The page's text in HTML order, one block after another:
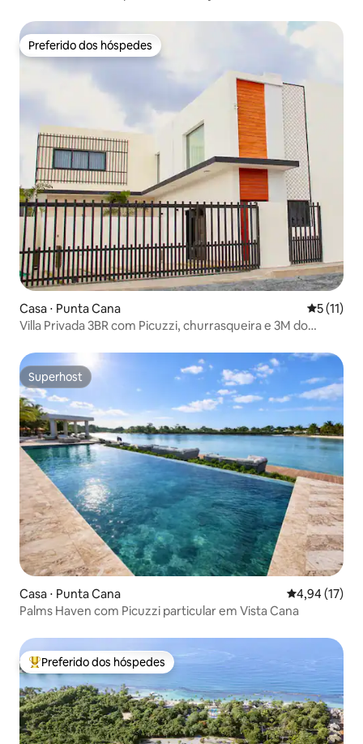
Preferido dos hóspedes
Preferido dos hóspedes
Casa ⋅ Punta Cana 5 de uma
5 (11)
Villa Privada 3BR com Picuzzi, churrasqueira e 3M do
Superhost
Superhost
Casa ⋅ Punta Cana 4,94 de uma
4,94 (17)
Palms Haven com Picuzzi particular em Vista Cana
Entre os melhores preferidos dos hóspedes
Preferido dos hóspedes